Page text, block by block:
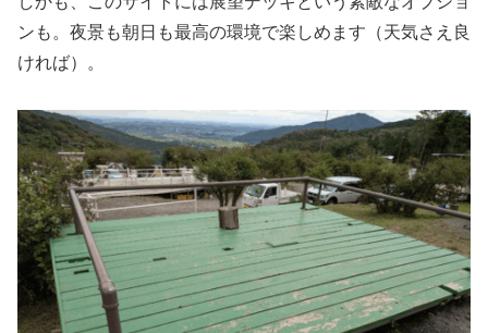
ンも。夜景も朝日も最高の環境で楽しめます（天気さえ良
ければ）。